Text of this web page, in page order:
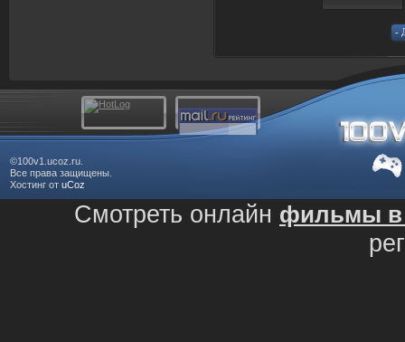
©100v1.ucoz.ru.
Все права защищены.
Хостинг от uCoz
Смотреть онлайн фильмы в